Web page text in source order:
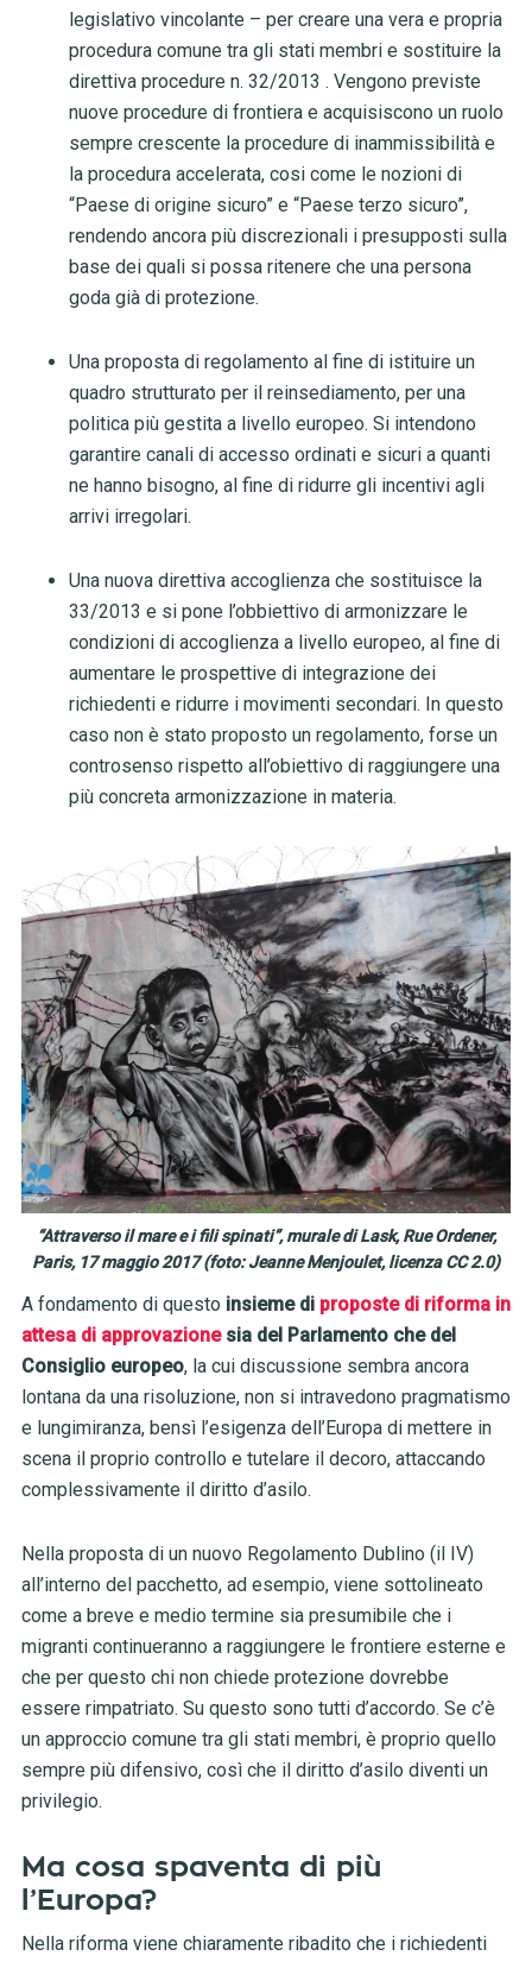
legislativo vincolante – per creare una vera e propria
procedura comune tra gli stati membri e sostituire la
direttiva procedure n. 32/2013 . Vengono previste
nuove procedure di frontiera e acquisiscono un ruolo
sempre crescente la procedure di inammissibilità e
la procedura accelerata, cosi come le nozioni di
“Paese di origine sicuro” e “Paese terzo sicuro”,
rendendo ancora più discrezionali i presupposti sulla
base dei quali si possa ritenere che una persona
goda già di protezione.
Una proposta di regolamento al fine di istituire un
quadro strutturato per il reinsediamento, per una
politica più gestita a livello europeo. Si intendono
garantire canali di accesso ordinati e sicuri a quanti
ne hanno bisogno, al fine di ridurre gli incentivi agli
arrivi irregolari.
Una nuova direttiva accoglienza che sostituisce la
33/2013 e si pone l’obbiettivo di armonizzare le
condizioni di accoglienza a livello europeo, al fine di
aumentare le prospettive di integrazione dei
richiedenti e ridurre i movimenti secondari. In questo
caso non è stato proposto un regolamento, forse un
controsenso rispetto all’obiettivo di raggiungere una
più concreta armonizzazione in materia.
“Attraverso il mare e i fili spinati”, murale di Lask, Rue Ordener,
Paris, 17 maggio 2017 (foto: Jeanne Menjoulet, licenza CC 2.0)
A fondamento di questo insieme di proposte di riforma in
attesa di approvazionesia del Parlamento che del
Consiglio europeo, la cui discussione sembra ancora
lontana da una risoluzione, non si intravedono pragmatismo
e lungimiranza, bensì l’esigenza dell’Europa di mettere in
scena il proprio controllo e tutelare il decoro, attaccando
complessivamente il diritto d’asilo.
Nella proposta di un nuovo Regolamento Dublino (il IV)
all’interno del pacchetto, ad esempio, viene sottolineato
come a breve e medio termine sia presumibile che i
migranti continueranno a raggiungere le frontiere esterne e
che per questo chi non chiede protezione dovrebbe
essere rimpatriato. Su questo sono tutti d’accordo. Se c’è
un approccio comune tra gli stati membri, è proprio quello
sempre più difensivo, così che il diritto d’asilo diventi un
privilegio.
Ma cosa spaventa di più
l’Europa?
Nella riforma viene chiaramente ribadito che i richiedenti